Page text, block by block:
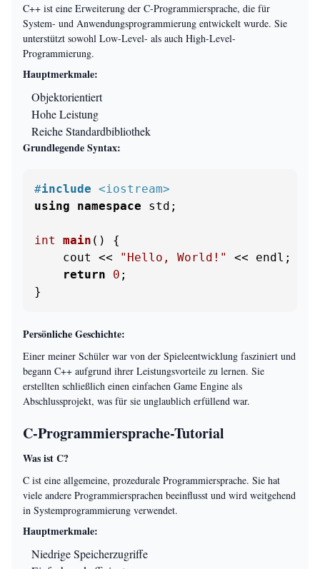
C++ ist eine Erweiterung der C-Programmiersprache, die für
System- und Anwendungsprogrammierung entwickelt wurde. Sie
unterstützt sowohl Low-Level- als auch High-Level-
Programmierung.
Hauptmerkmale:
Objektorientiert
Hohe Leistung
Reiche Standardbibliothek
Grundlegende Syntax:
#include <iostream>
using
namespace std;
int main ()
{
    cout <<
"Hello, World!"
<< endl;
return
0 ;
}
Persönliche Geschichte:
Einer meiner Schüler war von der Spieleentwicklung fasziniert und
begann C++ aufgrund ihrer Leistungsvorteile zu lernen. Sie
erstellten schließlich einen einfachen Game Engine als
Abschlussprojekt, was für sie unglaublich erfüllend war.
C-Programmiersprache-Tutorial
Was ist C?
C ist eine allgemeine, prozedurale Programmiersprache. Sie hat
viele andere Programmiersprachen beeinflusst und wird weitgehend
in Systemprogrammierung verwendet.
Hauptmerkmale:
Niedrige Speicherzugriffe